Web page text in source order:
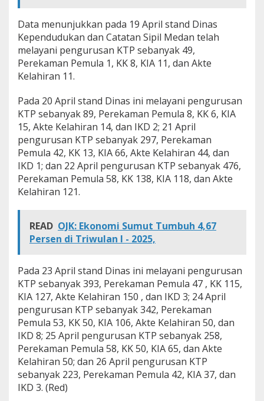
Data menunjukkan pada 19 April stand Dinas
Kependudukan dan Catatan Sipil Medan telah
melayani pengurusan KTP sebanyak 49,
Perekaman Pemula 1, KK 8, KIA 11, dan Akte
Kelahiran 11.
Pada 20 April stand Dinas ini melayani pengurusan
KTP sebanyak 89, Perekaman Pemula 8, KK 6, KIA
15, Akte Kelahiran 14, dan IKD 2; 21 April
pengurusan KTP sebanyak 297, Perekaman
Pemula 42, KK 13, KIA 66, Akte Kelahiran 44, dan
IKD 1; dan 22 April pengurusan KTP sebanyak 476,
Perekaman Pemula 58, KK 138, KIA 118, dan Akte
Kelahiran 121.
READ OJK: Ekonomi Sumut Tumbuh 4,67
Persen di Triwulan I - 2025,
Pada 23 April stand Dinas ini melayani pengurusan
KTP sebanyak 393, Perekaman Pemula 47 , KK 115,
KIA 127, Akte Kelahiran 150 , dan IKD 3; 24 April
pengurusan KTP sebanyak 342, Perekaman
Pemula 53, KK 50, KIA 106, Akte Kelahiran 50, dan
IKD 8; 25 April pengurusan KTP sebanyak 258,
Perekaman Pemula 58, KK 50, KIA 65, dan Akte
Kelahiran 50; dan 26 April pengurusan KTP
sebanyak 223, Perekaman Pemula 42, KIA 37, dan
IKD 3. (Red)